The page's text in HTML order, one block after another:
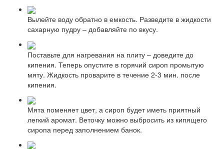
Вылейте воду обратно в емкость. Разведите в жидкости
сахарную пудру – добавляйте по вкусу.
Поставьте для нагревания на плиту – доведите до
кипения. Теперь опустите в горячий сироп промытую
мяту. Жидкость проварите в течение 2-3 мин. после
кипения.
Мята поменяет цвет, а сироп будет иметь приятный
легкий аромат. Веточку можно выбросить из кипящего
сиропа перед заполнением банок.